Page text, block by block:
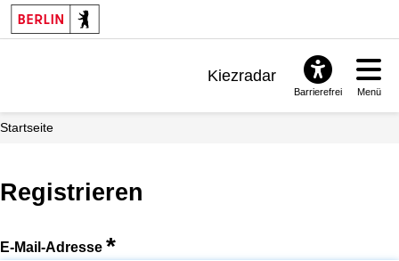
Kiezradar
Barrierefrei Menü
Startseite
Registrieren
E-Mail-Adresse *